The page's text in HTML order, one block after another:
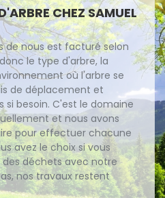
CHEZ SAMUEL
de nous est facturé selon
le type d'arbre, la
où l'arbre se
de déplacement et
besoin. C'est le domaine
et nous avons
pour effectuer chacune
avez le choix si vous
déchets avec notre
nos travaux restent